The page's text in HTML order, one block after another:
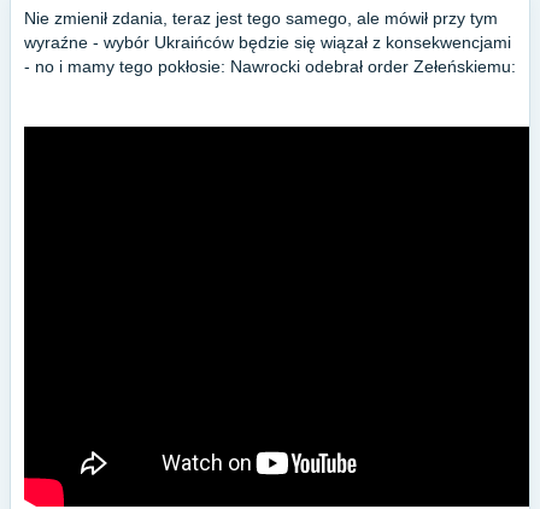
Nie zmienił zdania, teraz jest tego samego, ale mówił przy tym
wyraźne - wybór Ukraińców będzie się wiązał z konsekwencjami
- no i mamy tego pokłosie: Nawrocki odebrał order Zełeńskiemu: